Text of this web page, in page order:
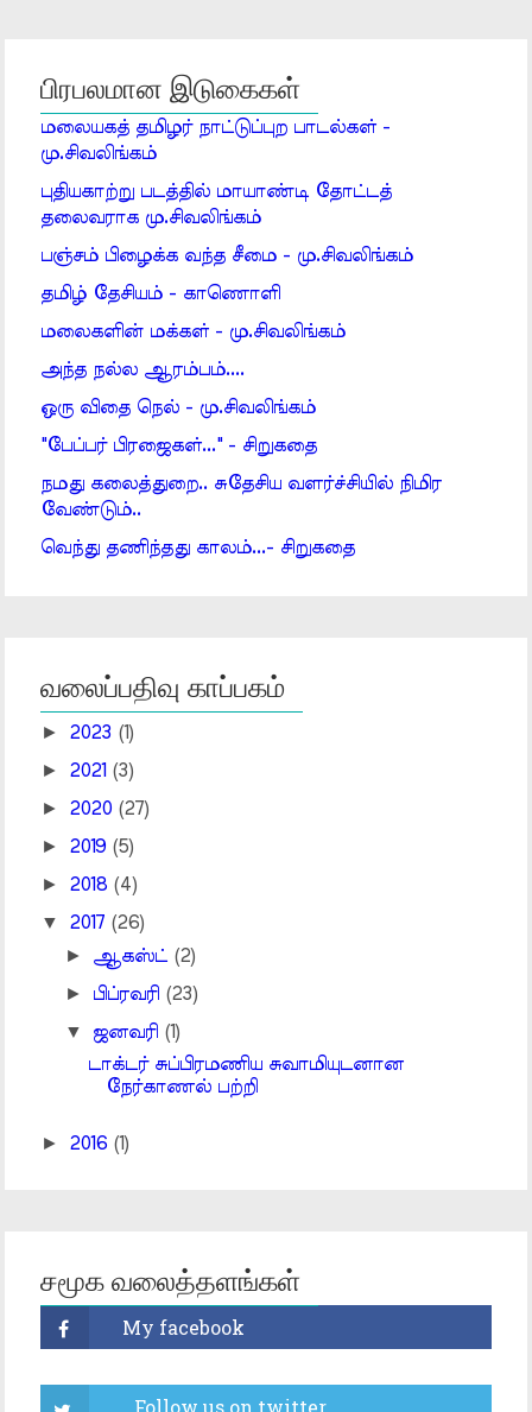
பிரபலமான இடுகைகள்
மலையகத் தமிழர் நாட்டுப்புற பாடல்கள் -
மு.சிவலிங்கம்
புதியகாற்று படத்தில் மாயாண்டி தோட்டத்
தலைவராக மு.சிவலிங்கம்
பஞ்சம் பிழைக்க வந்த சீமை - மு.சிவலிங்கம்
தமிழ் தேசியம் - காணொளி
மலைகளின் மக்கள் - மு.சிவலிங்கம்
அந்த நல்ல ஆரம்பம்....
ஒரு விதை நெல் - மு.சிவலிங்கம்
"பேப்பர் பிரஜைகள்..." - சிறுகதை
நமது கலைத்துறை.. சுதேசிய வளர்ச்சியில் நிமிர
வேண்டும்..
வெந்து தணிந்தது காலம்...- சிறுகதை
வலைப்பதிவு காப்பகம்
► 2023 (1)
► 2021 (3)
► 2020 (27)
► 2019 (5)
► 2018 (4)
▼ 2017 (26)
► ஆகஸ்ட் (2)
► பிப்ரவரி (23)
▼ ஜனவரி (1)
டாக்டர் சுப்பிரமணிய சுவாமியுடனான
நேர்காணல் பற்றி
► 2016 (1)
சமூக வலைத்தளங்கள்